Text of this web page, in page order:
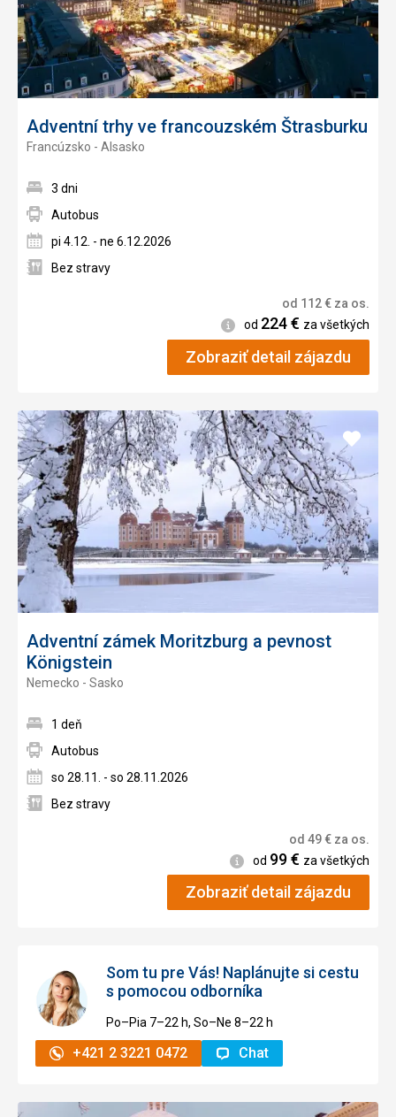
Adventní trhy ve francouzském Štrasburku
Francúzsko - Alsasko
3 dni
Autobus
pi 4.12. - ne 6.12.2026
Bez stravy
od 112€ za os.
Informácie
od 224€ za všetkých
Zobraziť detail zájazdu
Adventní zámek Moritzburg a pevnost
Königstein
Nemecko - Sasko
Pridať
1 deň
Autobus
so 28.11. - so 28.11.2026
Bez stravy
od 49€ za os.
Informácie
od 99€ za všetkých
Zobraziť detail zájazdu
Som tu pre Vás! Naplánujte si cestu
s pomocou odborníka
Po–Pia 7–⁠⁠⁠⁠⁠⁠22 h, So–Ne 8–⁠⁠⁠⁠⁠⁠22 h
+421 2 3221 0472 Chat